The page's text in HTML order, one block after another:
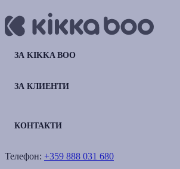
ЗА KIKKA BOO
ЗА КЛИЕНТИ
КОНТАКТИ
Телефон: +359 888 031 680